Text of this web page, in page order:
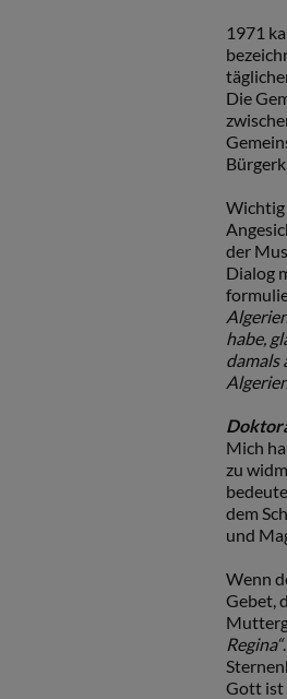
1971
Die
Wichtig
der
Dialog
habe,
damals
Mich
zu
dem
und
Wenn
Gebet,
Regina“
Gott ist